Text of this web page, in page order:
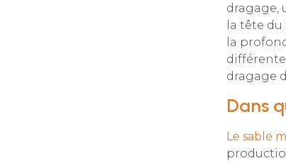
dragage,
la tête
la
dragage
Dans
Le sable